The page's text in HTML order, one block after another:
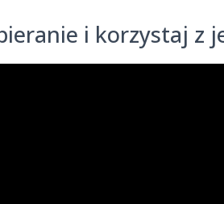
i korzystaj z